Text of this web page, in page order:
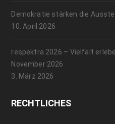
Demokratie stärken die
10. April 2026
respektra 2026 – Vielfalt
November 2026
3. März 2026
RECHTLICHES